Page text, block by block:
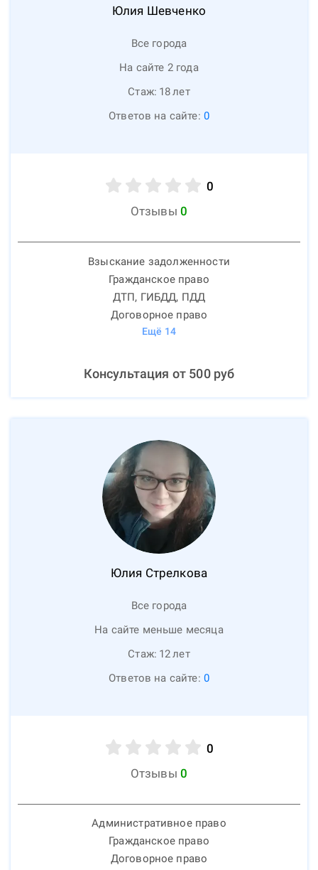
Юлия Шевченко
Все города
На сайте 2 года
Стаж: 18лет
Ответов на сайте: 0
0
Отзывы 0
Взыскание задолженности
Гражданское право
ДТП, ГИБДД, ПДД
Договорное право
Ещё 14
Консультация от 500руб
Юлия Стрелкова
Все города
На сайте меньше месяца
Стаж: 12лет
Ответов на сайте: 0
0
Отзывы 0
Административное право
Гражданское право
Договорное право